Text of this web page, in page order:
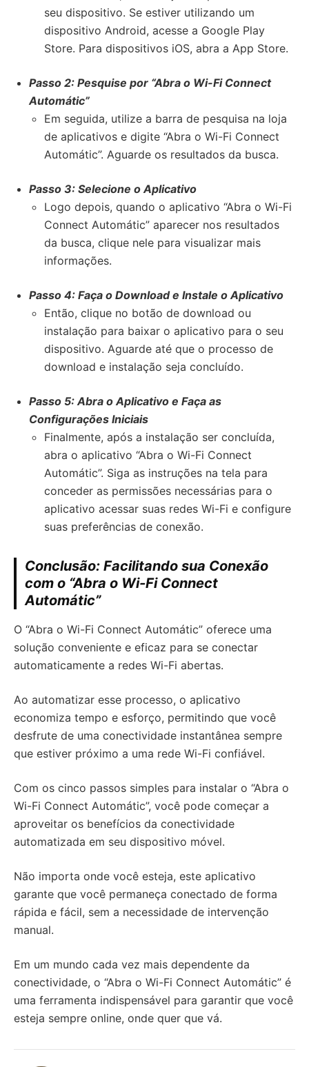
seu dispositivo. Se estiver utilizando um
dispositivo Android, acesse a Google Play
Store. Para dispositivos iOS, abra a App Store.
Passo 2: Pesquise por “Abra o Wi-Fi Connect
Automátic”
Em seguida, utilize a barra de pesquisa na loja
de aplicativos e digite “Abra o Wi-Fi Connect
Automátic”. Aguarde os resultados da busca.
Passo 3: Selecione o Aplicativo
Logo depois, quando o aplicativo “Abra o Wi-Fi
Connect Automátic” aparecer nos resultados
da busca, clique nele para visualizar mais
informações.
Passo 4: Faça o Download e Instale o Aplicativo
Então, clique no botão de download ou
instalação para baixar o aplicativo para o seu
dispositivo. Aguarde até que o processo de
download e instalação seja concluído.
Passo 5: Abra o Aplicativo e Faça as
Configurações Iniciais
Finalmente, após a instalação ser concluída,
abra o aplicativo “Abra o Wi-Fi Connect
Automátic”. Siga as instruções na tela para
conceder as permissões necessárias para o
aplicativo acessar suas redes Wi-Fi e configure
suas preferências de conexão.
Conclusão: Facilitando sua Conexão
com o “Abra o Wi-Fi Connect
Automátic”
O “Abra o Wi-Fi Connect Automátic” oferece uma
solução conveniente e eficaz para se conectar
automaticamente a redes Wi-Fi abertas.
Ao automatizar esse processo, o aplicativo
economiza tempo e esforço, permitindo que você
desfrute de uma conectividade instantânea sempre
que estiver próximo a uma rede Wi-Fi confiável.
Com os cinco passos simples para instalar o “Abra o
Wi-Fi Connect Automátic”, você pode começar a
aproveitar os benefícios da conectividade
automatizada em seu dispositivo móvel.
Não importa onde você esteja, este aplicativo
garante que você permaneça conectado de forma
rápida e fácil, sem a necessidade de intervenção
manual.
Em um mundo cada vez mais dependente da
conectividade, o “Abra o Wi-Fi Connect Automátic” é
uma ferramenta indispensável para garantir que você
esteja sempre online, onde quer que vá.